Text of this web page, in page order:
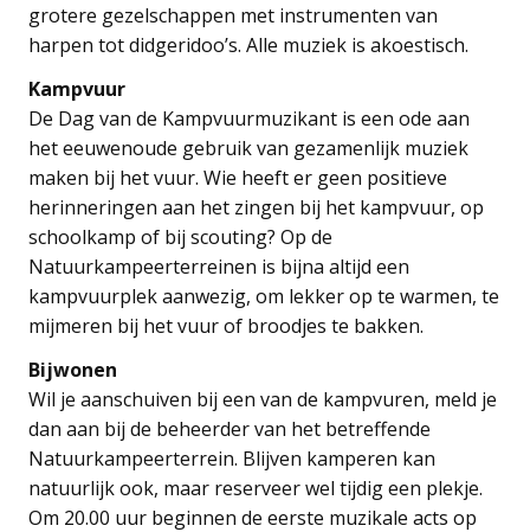
grotere gezelschappen met instrumenten van
harpen tot didgeridoo’s. Alle muziek is akoestisch.
Kampvuur
De Dag van de Kampvuurmuzikant is een ode aan
het eeuwenoude gebruik van gezamenlijk muziek
maken bij het vuur. Wie heeft er geen positieve
herinneringen aan het zingen bij het kampvuur, op
schoolkamp of bij scouting? Op de
Natuurkampeerterreinen is bijna altijd een
kampvuurplek aanwezig, om lekker op te warmen, te
mijmeren bij het vuur of broodjes te bakken.
Bijwonen
Wil je aanschuiven bij een van de kampvuren, meld je
dan aan bij de beheerder van het betreffende
Natuurkampeerterrein. Blijven kamperen kan
natuurlijk ook, maar reserveer wel tijdig een plekje.
Om 20.00 uur beginnen de eerste muzikale acts op